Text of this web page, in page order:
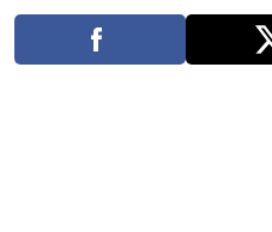
Destinations
City break
Voyage nature
Voyage de noces
Climat